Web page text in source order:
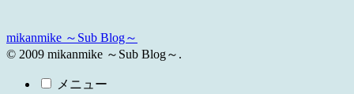
mikanmike ～Sub Blog～
© 2009 mikanmike ～Sub Blog～.
メニュー